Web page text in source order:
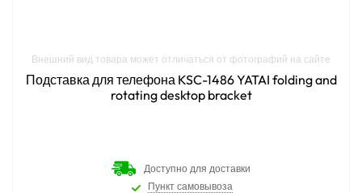
Внешний вид товара может отличаться от фотографий на сайте
Подставка для телефона KSC-1486 YATAI folding and
rotating desktop bracket
Доступно для доставки
Пункт самовывоза